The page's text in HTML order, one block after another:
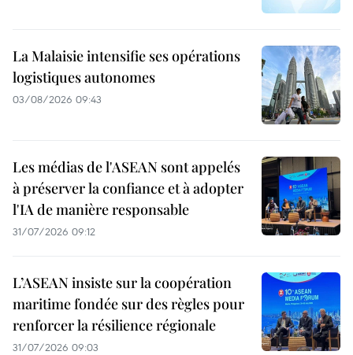
La Malaisie intensifie ses opérations
logistiques autonomes
03/08/2026 09:43
Les médias de l'ASEAN sont appelés
à préserver la confiance et à adopter
l'IA de manière responsable
31/07/2026 09:12
L’ASEAN insiste sur la coopération
maritime fondée sur des règles pour
renforcer la résilience régionale
31/07/2026 09:03